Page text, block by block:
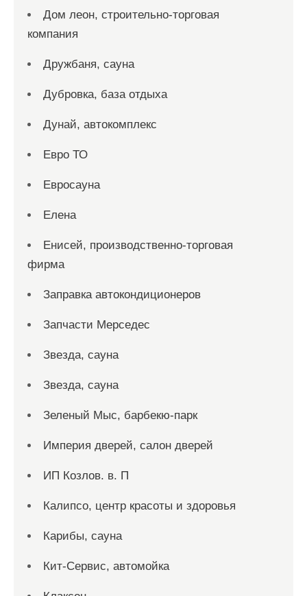
Дом леон, строительно-торговая
компания
Дружбаня, сауна
Дубровка, база отдыха
Дунай, автокомплекс
Евро ТО
Евросауна
Елена
Енисей, производственно-торговая
фирма
Заправка автокондиционеров
Запчасти Мерседес
Звезда, сауна
Звезда, сауна
Зеленый Мыс, барбекю-парк
Империя дверей, салон дверей
ИП Козлов. в. П
Калипсо, центр красоты и здоровья
Карибы, сауна
Кит-Сервис, автомойка